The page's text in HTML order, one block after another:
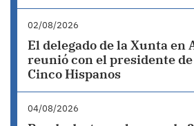
02/08/2026
El delegado de la Xunta en
reunió con el presidente
Cinco Hispanos
04/08/2026